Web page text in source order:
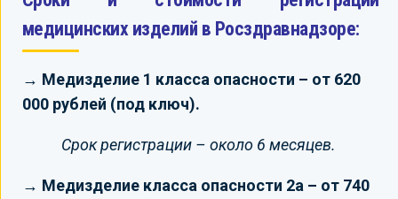
медицинских изделий в Росздравнадзоре:
→ Медизделие 1 класса опасности – от 620
000 рублей (под ключ).
Срок регистрации – около 6 месяцев.
→ Медизделие класса опасности 2а – от 740